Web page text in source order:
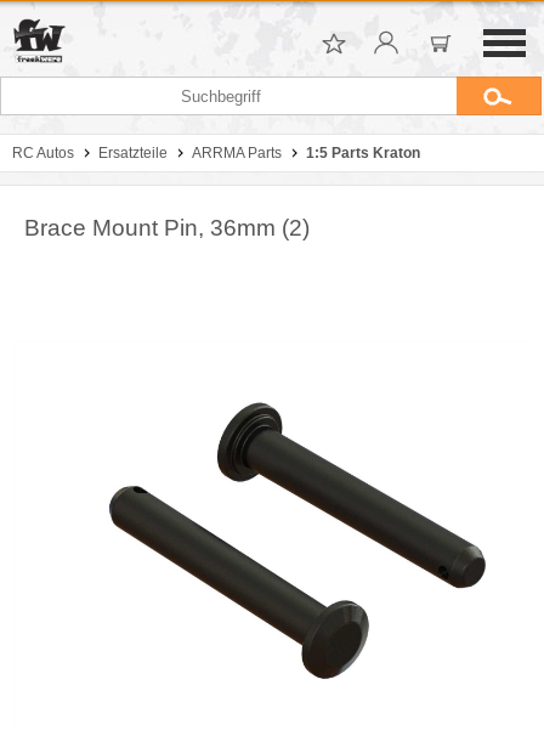
RC Autos Ersatzteile ARRMA Parts 1:5 Parts Kraton
Brace Mount Pin, 36mm (2)